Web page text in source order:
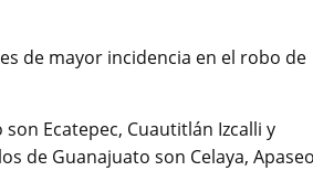
de mayor incidencia en el robo de
Ecatepec, Cuautitlán Izcalli y
de Guanajuato son Celaya, Apaseo